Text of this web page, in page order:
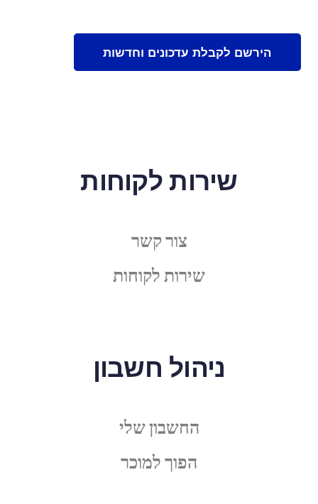
שירות לקוחות
צור קשר
שירות לקוחות
ניהול חשבון
החשבון שלי
הפוך למוכר